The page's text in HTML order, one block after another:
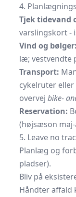
4.
Tjek tidevand
varslingskort -
Vind og bølger:
læ; vestvendte
Transport:
cykelruter
overvej bike-
Reservation:
(højsæson
5. Leave no
Planlæg og
pladser).
Bliv på
Håndter affald